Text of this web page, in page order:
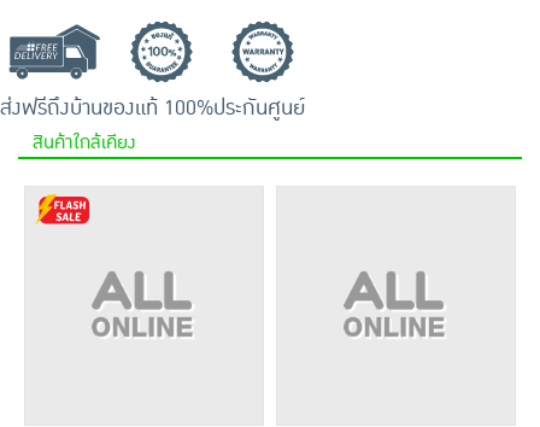
ส่งฟรีถึงบ้านของแท้ 100%ประกันศูนย์
สินค้าใกล้เคียง